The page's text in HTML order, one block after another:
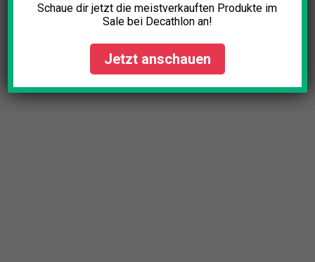
Schaue dir jetzt die meistverkauften Produkte im
Sale bei Decathlon an!
Jetzt anschauen